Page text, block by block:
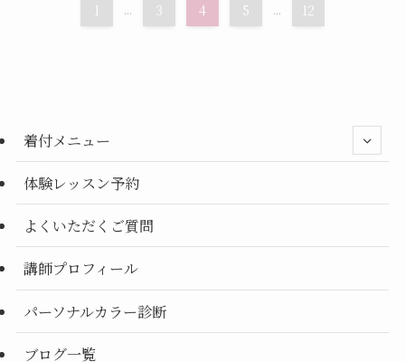
1 ... 3 4 5 ... 12
着付メニュー
体験レッスン予約
よくいただくご質問
講師プロフィール
パーソナルカラー診断
ブログ一覧